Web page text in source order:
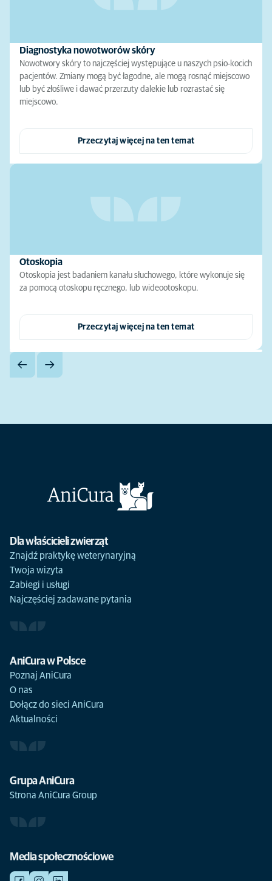
Diagnostyka nowotworów skóry
Nowotwory skóry to najczęściej występujące u naszych psio-kocich
pacjentów. Zmiany mogą być łagodne, ale mogą rosnąć miejscowo
lub być złośliwe i dawać przerzuty dalekie lub rozrastać się
miejscowo.
Przeczytaj więcej na ten temat
Otoskopia
Otoskopia jest badaniem kanału słuchowego, które wykonuje się
za pomocą otoskopu ręcznego, lub wideootoskopu.
Przeczytaj więcej na ten temat
Dla właścicieli zwierząt
Znajdź praktykę weterynaryjną
Twoja wizyta
Zabiegi i usługi
Najczęściej zadawane pytania
AniCura w Polsce
Poznaj AniCura
O nas
Dołącz do sieci AniCura
Aktualności
Grupa AniCura
Strona AniCura Group
Media społecznościowe